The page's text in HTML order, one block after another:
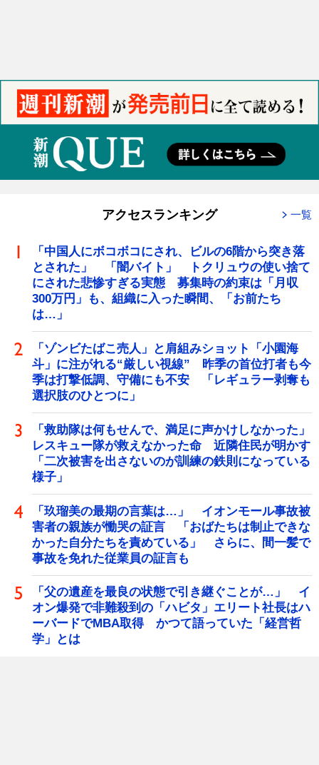
アクセスランキング 一覧
「中国人にボコボコにされ、ビルの6階から突き落
とされた」 「闇バイト」 トクリュウの使い捨て
にされた悲惨すぎる実態 募集時の約束は「月収
300万円」も、組織に入った瞬間、「お前たち
は…」
「ゾンビたばこ売人」と肩組みショット「小園海
斗」に注がれる“厳しい視線” 昨季の首位打者も今
季は打撃低調、守備にも不安 「レギュラー剥奪も
選択肢のひとつに」
「救助隊は何もせんで、満足に声かけしなかった」
レスキュー隊が救えなかった命 近隣住民が明かす
「二次被害を出さないのが訓練の鉄則になっている
様子」
「玖瑠美の最期の言葉は…」 イオンモール事故被
害者の親族が慟哭の証言 「おばたちは制止できな
かった自分たちを責めている」 さらに、間一髪で
事故を免れた従業員の証言も
「父の遺産を最良の状態で引き継ぐことが…」 イ
オン爆発で非難殺到の「ハビタ」エリート社長はハ
ーバードでMBA取得 かつて語っていた「経営哲
学」とは